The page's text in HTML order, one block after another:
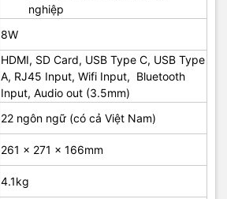
nghiệp
8W
HDMI, SD Card, USB Type C, USB Type
A, RJ45 Input, Wifi Input, Bluetooth
Input, Audio out (3.5mm)
22 ngôn ngữ (có cả Việt Nam)
261 x 271 x 166mm
4.1kg